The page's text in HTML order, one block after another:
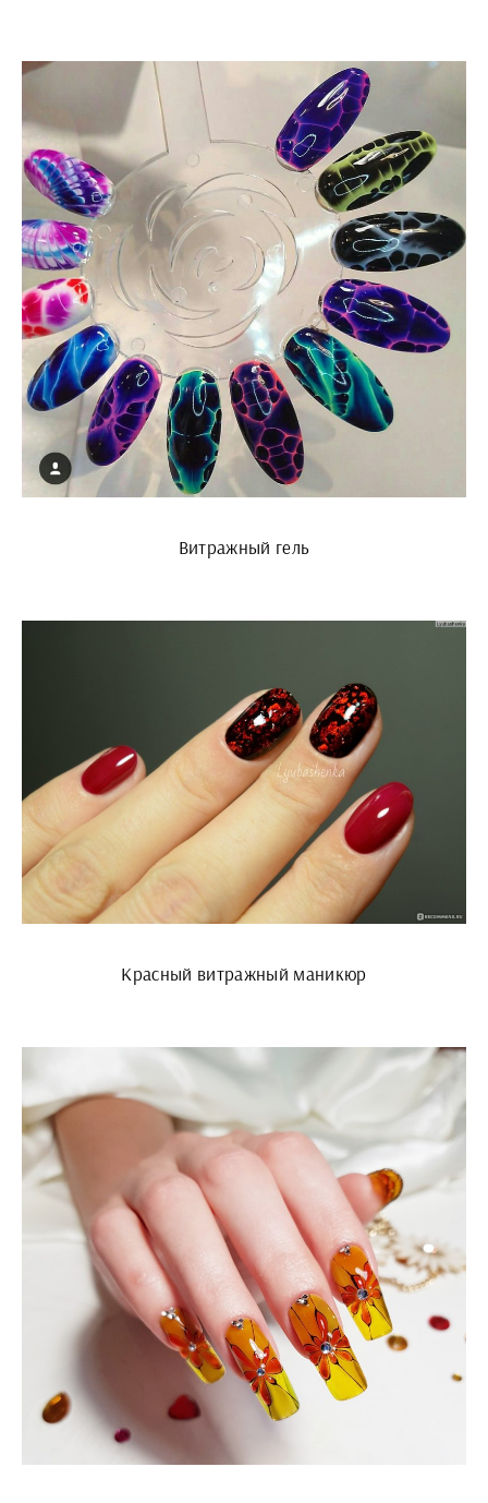
Витражный гель
Красный витражный маникюр